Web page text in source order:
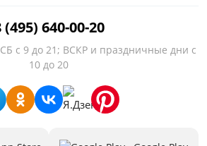
(495) 640-00-20
СБ с 9 до 21; ВСКР и праздничные дни с
10 до 20